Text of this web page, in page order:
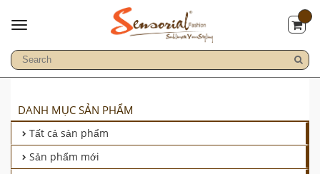
DANH MỤC SẢN PHẨM
Tất cả sản phẩm
Sản phẩm mới